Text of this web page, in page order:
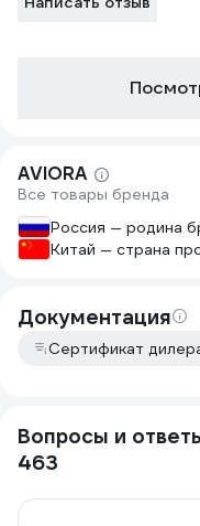
AVIORA
Все товары бренда
Россия — родина
Китай — страна
Документация
Сертификат
Вопросы и
463